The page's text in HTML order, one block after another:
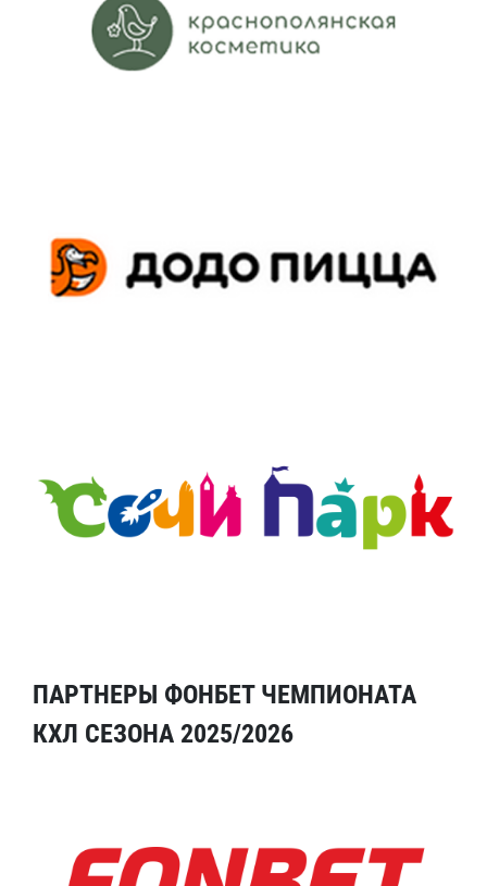
ПАРТНЕРЫ ФОНБЕТ ЧЕМПИОНАТА
КХЛ СЕЗОНА 2025/2026